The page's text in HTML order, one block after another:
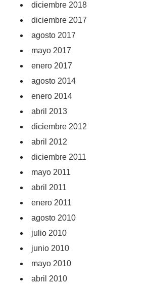
diciembre 2018
diciembre 2017
agosto 2017
mayo 2017
enero 2017
agosto 2014
enero 2014
abril 2013
diciembre 2012
abril 2012
diciembre 2011
mayo 2011
abril 2011
enero 2011
agosto 2010
julio 2010
junio 2010
mayo 2010
abril 2010